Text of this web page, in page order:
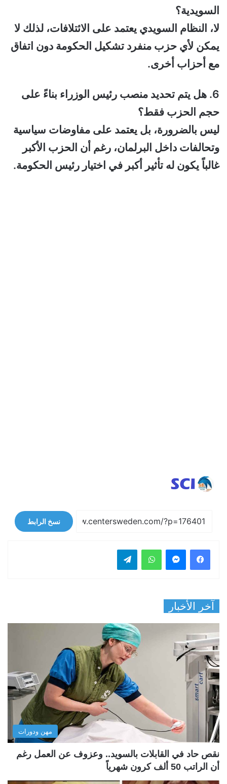
السويدية؟
لا، النظام السويدي يعتمد على الائتلافات، لذلك لا
يمكن لأي حزب منفرد تشكيل الحكومة دون اتفاق
مع أحزاب أخرى.
6. هل يتم تحديد منصب رئيس الوزراء بناءً على
حجم الحزب فقط؟
ليس بالضرورة، بل يعتمد على مفاوضات سياسية
وتحالفات داخل البرلمان، رغم أن الحزب الأكبر
غالباً يكون له تأثير أكبر في اختيار رئيس الحكومة.
نسخ الرابط
فيسبوك واتساب
آخر الأخبار
مهن ودورات
نقص حاد في القابلات بالسويد.. وعزوف عن العمل رغم
أن الراتب 50 ألف كرون شهرياً